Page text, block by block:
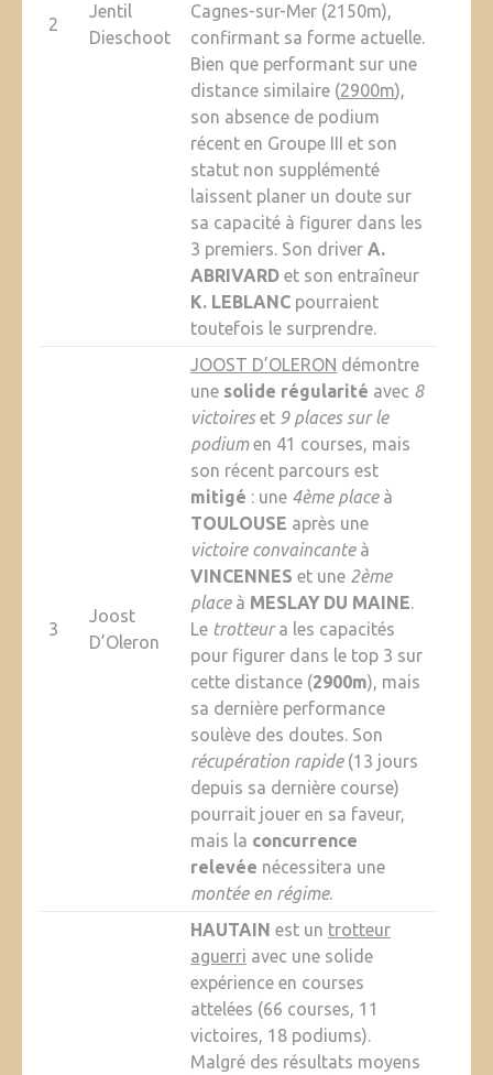
2
Jentil
Dieschoot
Cagnes-sur-Mer (2150m),
confirmant sa forme actuelle.
Bien que performant sur une
distance similaire (2900m),
son absence de podium
récent en Groupe III et son
statut non supplémenté
laissent planer un doute sur
sa capacité à figurer dans les
3 premiers. Son driver A.
ABRIVARDet son entraîneur
K. LEBLANCpourraient
toutefois le surprendre.
3
Joost
D’Oleron
JOOST D’OLERON démontre
une solide régularité avec 8
victoireset 9 places sur le
podiumen 41 courses, mais
son récent parcours est
mitigé : une 4ème placeà
TOULOUSE après une
victoire convaincanteà
VINCENNES et une 2ème
placeà MESLAY DU MAINE.
Le trotteura les capacités
pour figurer dans le top 3 sur
cette distance (2900m), mais
sa dernière performance
soulève des doutes. Son
récupération rapide(13 jours
depuis sa dernière course)
pourrait jouer en sa faveur,
mais la concurrence
relevée nécessitera une
montée en régime.
HAUTAIN est un trotteur
aguerri avec une solide
expérience en courses
attelées (66 courses, 11
victoires, 18 podiums).
Malgré des résultats moyens